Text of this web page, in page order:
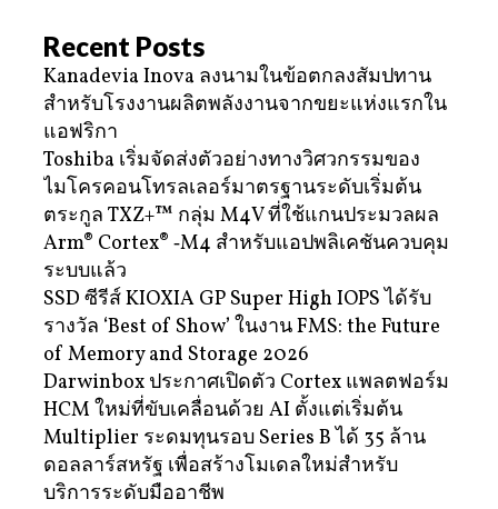
Recent Posts
Kanadevia Inova ลงนามในข้อตกลงสัมปทาน
สำหรับโรงงานผลิตพลังงานจากขยะแห่งแรกใน
แอฟริกา
Toshiba เริ่มจัดส่งตัวอย่างทางวิศวกรรมของ
ไมโครคอนโทรลเลอร์มาตรฐานระดับเริ่มต้น
ตระกูล TXZ+™ กลุ่ม M4V ที่ใช้แกนประมวลผล
Arm® Cortex® ‑M4 สำหรับแอปพลิเคชันควบคุม
ระบบแล้ว
SSD ซีรีส์ KIOXIA GP Super High IOPS ได้รับ
รางวัล ‘Best of Show’ ในงาน FMS: the Future
of Memory and Storage 2026
Darwinbox ประกาศเปิดตัว Cortex แพลตฟอร์ม
HCM ใหม่ที่ขับเคลื่อนด้วย AI ตั้งแต่เริ่มต้น
Multiplier ระดมทุนรอบ Series B ได้ 35 ล้าน
ดอลลาร์สหรัฐ เพื่อสร้างโมเดลใหม่สำหรับ
บริการระดับมืออาชีพ